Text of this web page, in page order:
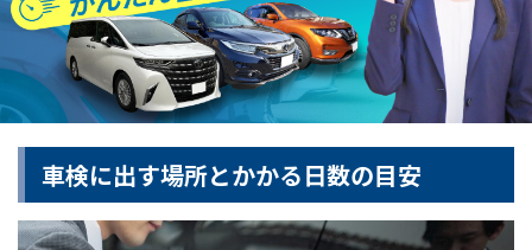
車検に出す場所とかかる日数の目安